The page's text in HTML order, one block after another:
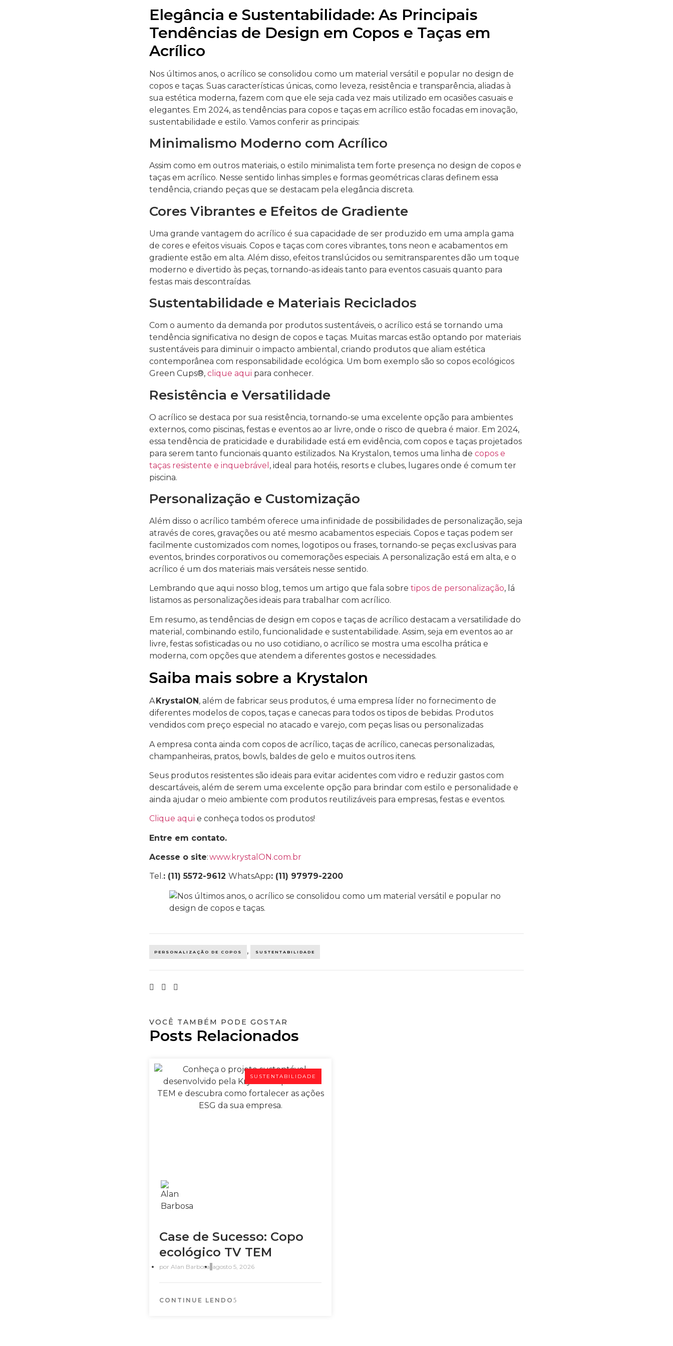
Elegância e Sustentabilidade: As Principais
Tendências de Design em Copos e Taças em
Acrílico
Nos últimos anos, o acrílico se consolidou como um material versátil e popular no design de
copos e taças. Suas características únicas, como leveza, resistência e transparência, aliadas à
sua estética moderna, fazem com que ele seja cada vez mais utilizado em ocasiões casuais e
elegantes. Em 2024, as tendências para copos e taças em acrílico estão focadas em inovação,
sustentabilidade e estilo. Vamos conferir as principais:
Minimalismo Moderno com Acrílico
Assim como em outros materiais, o estilo minimalista tem forte presença no design de copos e
taças em acrílico. Nesse sentido linhas simples e formas geométricas claras definem essa
tendência, criando peças que se destacam pela elegância discreta.
Cores Vibrantes e Efeitos de Gradiente
Uma grande vantagem do acrílico é sua capacidade de ser produzido em uma ampla gama
de cores e efeitos visuais. Copos e taças com cores vibrantes, tons neon e acabamentos em
gradiente estão em alta. Além disso, efeitos translúcidos ou semitransparentes dão um toque
moderno e divertido às peças, tornando-as ideais tanto para eventos casuais quanto para
festas mais descontraídas.
Sustentabilidade e Materiais Reciclados
Com o aumento da demanda por produtos sustentáveis, o acrílico está se tornando uma
tendência significativa no design de copos e taças. Muitas marcas estão optando por materiais
sustentáveis para diminuir o impacto ambiental, criando produtos que aliam estética
contemporânea com responsabilidade ecológica. Um bom exemplo são so copos ecológicos
Green Cups®, clique aqui para conhecer.
Resistência e Versatilidade
O acrílico se destaca por sua resistência, tornando-se uma excelente opção para ambientes
externos, como piscinas, festas e eventos ao ar livre, onde o risco de quebra é maior. Em 2024,
essa tendência de praticidade e durabilidade está em evidência, com copos e taças projetados
para serem tanto funcionais quanto estilizados. Na Krystalon, temos uma linha de copos e
taças resistente e inquebrável , ideal para hotéis, resorts e clubes, lugares onde é comum ter
piscina.
Personalização e Customização
Além disso o acrílico também oferece uma infinidade de possibilidades de personalização, seja
através de cores, gravações ou até mesmo acabamentos especiais. Copos e taças podem ser
facilmente customizados com nomes, logotipos ou frases, tornando-se peças exclusivas para
eventos, brindes corporativos ou comemorações especiais. A personalização está em alta, e o
acrílico é um dos materiais mais versáteis nesse sentido.
Lembrando que aqui nosso blog, temos um artigo que fala sobre tipos de personalização, lá
listamos as personalizações ideais para trabalhar com acrílico.
Em resumo, as tendências de design em copos e taças de acrílico destacam a versatilidade do
material, combinando estilo, funcionalidade e sustentabilidade. Assim, seja em eventos ao ar
livre, festas sofisticadas ou no uso cotidiano, o acrílico se mostra uma escolha prática e
moderna, com opções que atendem a diferentes gostos e necessidades.
Saiba mais sobre a Krystalon
AKrystalON, além de fabricar seus produtos, é uma empresa líder no fornecimento de
diferentes modelos de copos, taças e canecas para todos os tipos de bebidas. Produtos
vendidos com preço especial no atacado e varejo, com peças lisas ou personalizadas
A empresa conta ainda com copos de acrílico, taças de acrílico, canecas personalizadas,
champanheiras, pratos, bowls, baldes de gelo e muitos outros itens.
Seus produtos resistentes são ideais para evitar acidentes com vidro e reduzir gastos com
descartáveis, além de serem uma excelente opção para brindar com estilo e personalidade e
ainda ajudar o meio ambiente com produtos reutilizáveis para empresas, festas e eventos.
Clique aqui e conheça todos os produtos!
Entre em contato.
Acesse o site:www.krystalON.com.br
Tel.: (11) 5572-9612 WhatsApp: (11) 97979-2200
PERSONALIZAÇÃO DE COPOS , SUSTENTABILIDADE
VOCÊ TAMBÉM PODE GOSTAR
Posts Relacionados
SUSTENTABILIDADE
Case de Sucesso: Copo
ecológico TV TEM
por Alan Barbosa agosto 5, 2026
CONTINUE LENDO